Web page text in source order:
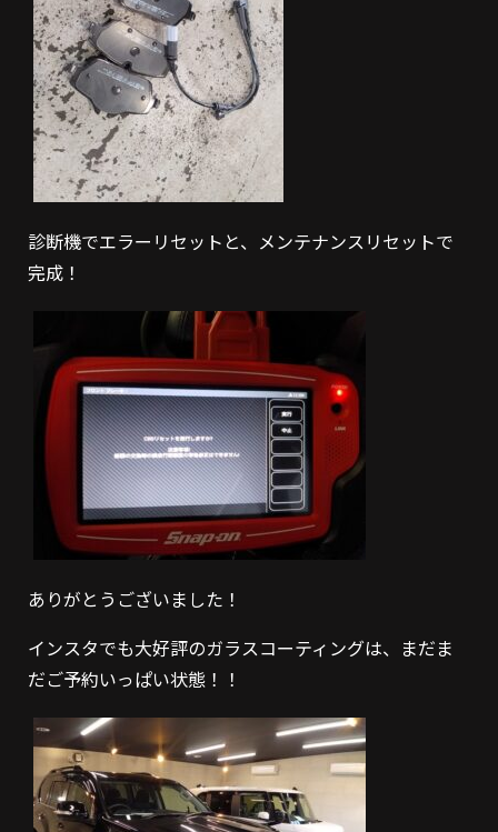
診断機でエラーリセットと、メンテナンスリセットで
完成！
ありがとうございました！
インスタでも大好評のガラスコーティングは、まだま
だご予約いっぱい状態！！